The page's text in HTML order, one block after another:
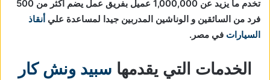
تخدم ما يزيد عن 1,000,000 عميل بفريق عمل يضم أكثر من 500
فرد من السائقين و الوناشين المدربين جيدا لمساعدة علي أنقاذ
السيارات في مصر.
الخدمات التي يقدمها سبيد ونش كار